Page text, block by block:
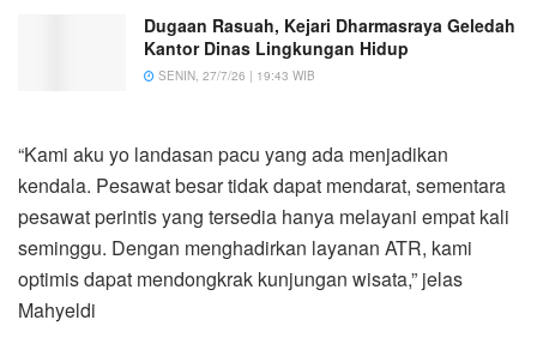
Dugaan Rasuah, Kejari Dharmasraya Geledah
Kantor Dinas Lingkungan Hidup
SENIN, 27/7/26 | 19:43 WIB
“Kami aku yo landasan pacu yang ada menjadikan
kendala. Pesawat besar tidak dapat mendarat, sementara
pesawat perintis yang tersedia hanya melayani empat kali
seminggu. Dengan menghadirkan layanan ATR, kami
optimis dapat mendongkrak kunjungan wisata,” jelas
Mahyeldi